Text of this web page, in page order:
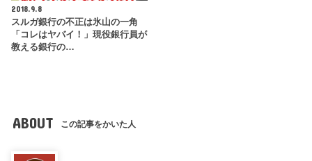
2018.9.8
スルガ銀行の不正は氷山の一角
「コレはヤバイ！」現役銀行員が
教える銀行の…
ABOUT この記事をかいた人